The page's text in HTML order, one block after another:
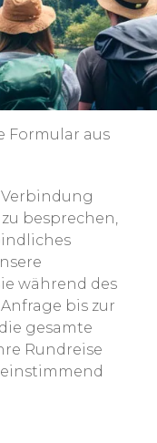
Formular aus
besprechen,
während des
bis zur
gesamte
Rundreise